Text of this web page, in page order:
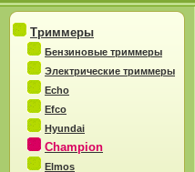
Триммеры
Бензиновые триммеры
Электрические триммеры
Echo
Efco
Hyundai
Champion
Elmos